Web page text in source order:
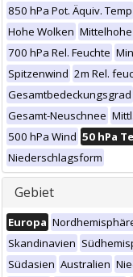
850 hPa Pot. Äquiv. Temp
Hohe Wolken
700 hPa Rel. Feuchte
Spitzenwind 2m Rel.
Gesamtbedeckungsgrad
Gesamt-Neuschnee
500 hPa Wind 50 hPa
Niederschlagsform
Gebiet
Europa
Skandinavien
Südasien Australien